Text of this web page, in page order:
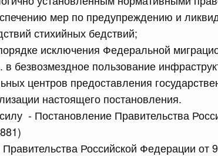
мер по предупреждению и
стихийных бедствий;
исключения Федеральной
в безвозмездное пользование
центров предоставления
настоящего постановления.
- Постановление Правительства
Российской Федерации от
июля, среда
Федерации от 22.07.2026 г. № 921
Российской Федерации от 30 ноября 2022
Федерации от 22.07.2026 г. № 924
Российской Федерации от 28 марта 2026 г.